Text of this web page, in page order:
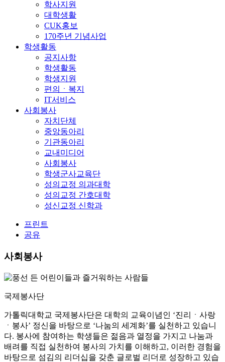
학사지원
대학생활
CUK홍보
170주년 기념사업
학생활동
공지사항
학생활동
학생지원
편의ㆍ복지
IT서비스
사회봉사
자치단체
중앙동아리
기관동아리
교내미디어
사회봉사
학생군사교육단
성의교정 의과대학
성의교정 간호대학
성신교정 신학과
프린트
공유
사회봉사
국제봉사단
가톨릭대학교 국제봉사단은 대학의 교육이념인 ‘진리ㆍ사랑
ㆍ봉사’ 정신을 바탕으로 ‘나눔의 세계화’를 실천하고 있습니
다. 봉사에 참여하는 학생들은 젊음과 열정을 가지고 나눔과
배려를 직접 실천하여 봉사의 가치를 이해하고, 이러한 경험을
바탕으로 섬김의 리더십을 갖춘 글로벌 리더로 성장하고 있습